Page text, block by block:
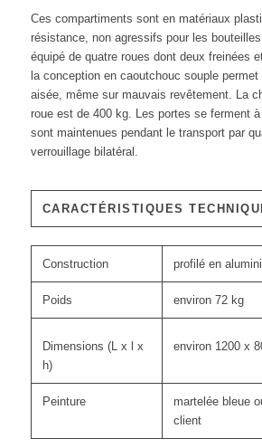
Ces compartiments sont en matériaux
résistance, non agressifs pour les
équipé de quatre roues dont deux freinées
la conception en caoutchouc souple permet
aisée, même sur mauvais revêtement. La
roue est de 400 kg. Les portes se ferment
sont maintenues pendant le transport par
verrouillage bilatéral.
CARACTÉRISTIQUES
Construction profilé en
Poids environ 72 kg
Dimensions (L x l x
h)
environ 1200 x
Peinture
martelée bleue
client